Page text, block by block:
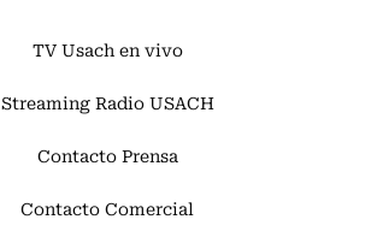
TV Usach en vivo
Streaming Radio USACH
Contacto Prensa
Contacto Comercial